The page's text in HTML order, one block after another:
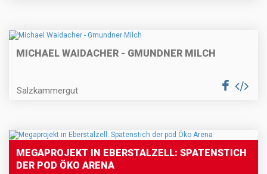
MICHAEL WAIDACHER - GMUNDNER MILCH
Salzkammergut
MEGAPROJEKT IN EBERSTALZELL: SPATENSTICH
DER POD ÖKO ARENA